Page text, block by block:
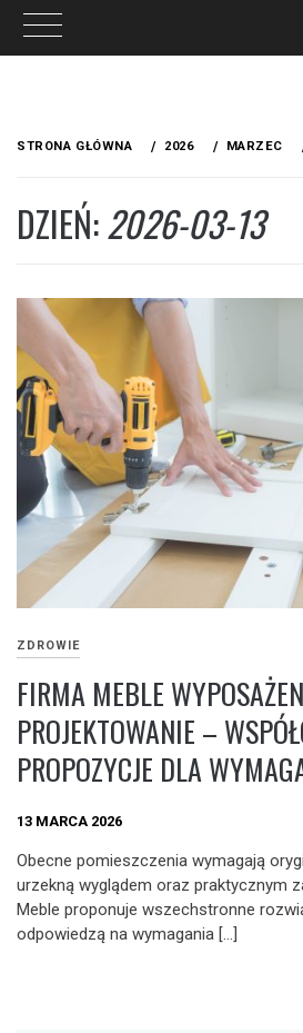
STRONA GŁÓWNA 2026 MARZEC
DZIEŃ:2026-03-13
ZDROWIE
FIRMA MEBLE
PROJEKTOWANIE –
PROPOZYCJE DLA
13 MARCA 2026
Obecne pomieszczenia wymagają
urzekną wyglądem oraz praktycznym
Meble proponuje wszechstronne
odpowiedzą na wymagania […]